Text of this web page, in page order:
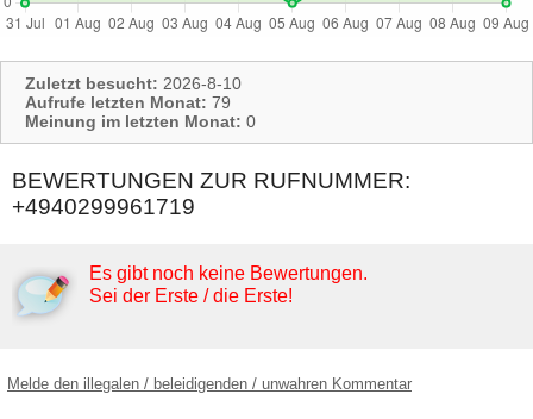
Zuletzt besucht: 2026-8-10
Aufrufe letzten Monat: 79
Meinung im letzten Monat: 0
BEWERTUNGEN ZUR RUFNUMMER:
+4940299961719
Es gibt noch keine Bewertungen.
Sei der Erste / die Erste!
Melde den illegalen / beleidigenden / unwahren Kommentar